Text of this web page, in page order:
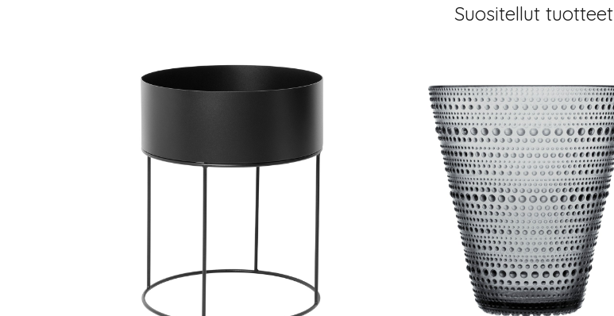
Suositellut tuotteet